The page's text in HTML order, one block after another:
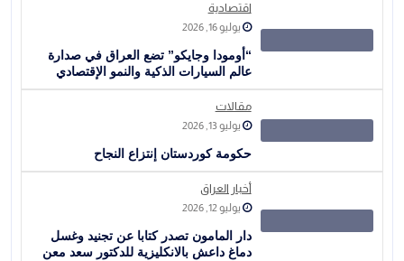
اقتصادية
يوليو 16, 2026
“أومودا وجايكو” تضع العراق في صدارة
عالم السيارات الذكية والنمو الإقتصادي
مقالات
يوليو 13, 2026
حكومة كوردستان إنتزاع النجاح
أخبار العراق
يوليو 12, 2026
دار المامون تصدر كتابا عن تجنيد وغسل
دماغ داعش بالانكليزية للدكتور سعد معن